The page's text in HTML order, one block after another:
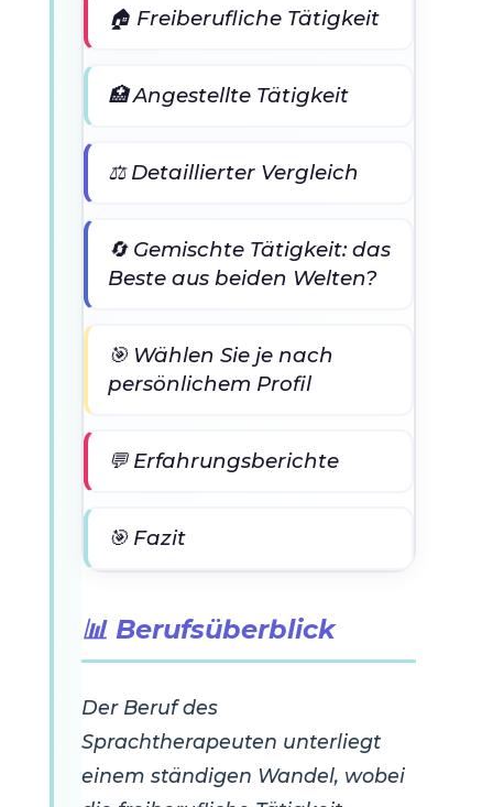
🏠 Freiberufliche Tätigkeit
🏥 Angestellte Tätigkeit
⚖️ Detaillierter Vergleich
🔄 Gemischte Tätigkeit: das
Beste aus beiden Welten?
🎯 Wählen Sie je nach
persönlichem Profil
💬 Erfahrungsberichte
🎯 Fazit
📊 Berufsüberblick
Der Beruf des
Sprachtherapeuten unterliegt
einem ständigen Wandel, wobei